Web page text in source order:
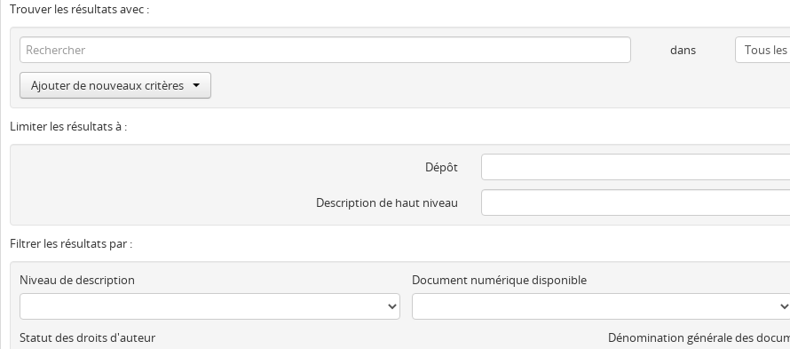
Trouver les résultats avec :
dans
Ajouter de nouveaux critères
Limiter les résultats à :
Dépôt
Description de haut niveau
Filtrer les résultats par :
Niveau de description Document numérique disponible
Statut des droits d'auteur Dénomination générale des